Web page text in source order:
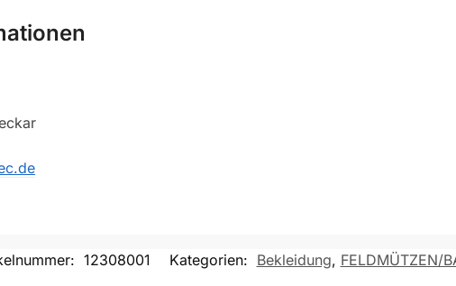
12308001 Kategorien: Bekleidung, FELDMÜTZEN/